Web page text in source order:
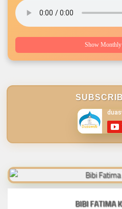
Show Monthly
BIBI FATIMA